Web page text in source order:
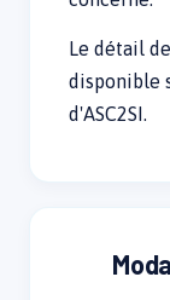
Le détail
disponible
d'ASC2SI.